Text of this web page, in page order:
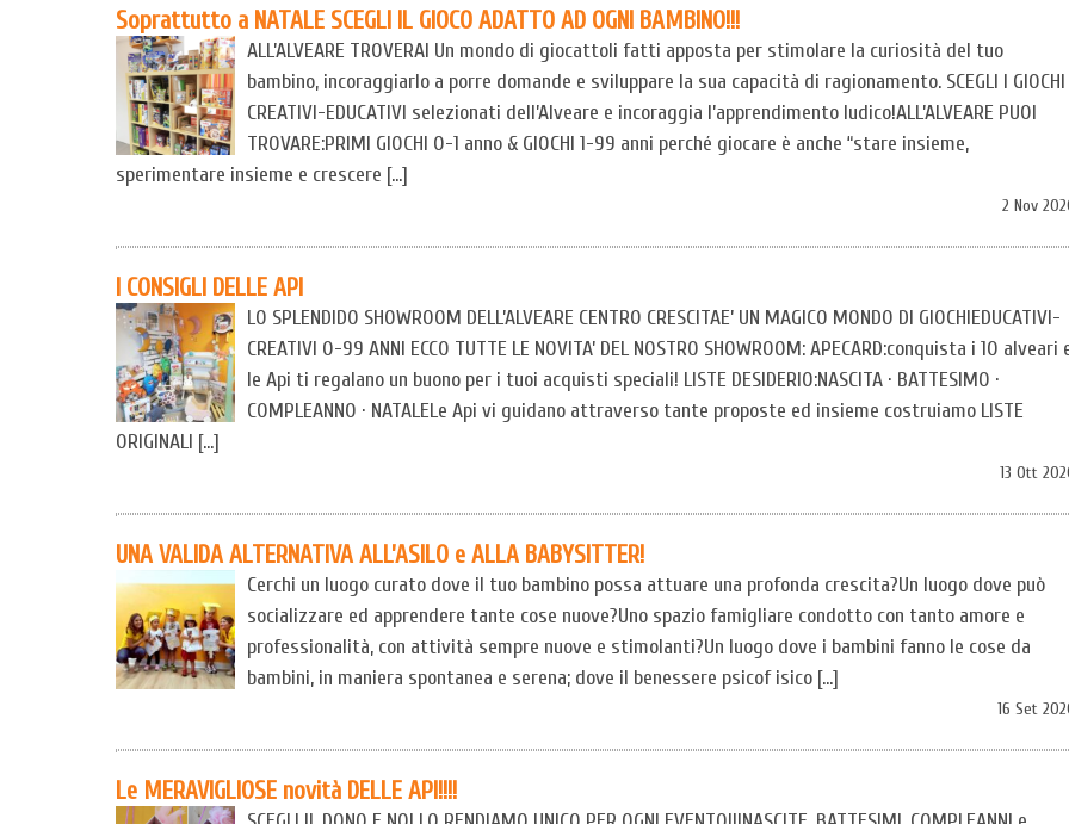
Soprattutto a NATALE SCEGLI IL GIOCO ADATTO AD OGNI BAMBINO!!!
ALL’ALVEARE TROVERAI Un mondo di giocattoli fatti apposta per stimolare la curiosità del tuo
bambino, incoraggiarlo a porre domande e sviluppare la sua capacità di ragionamento. SCEGLI I GIOCHI
CREATIVI-EDUCATIVI selezionati dell’Alveare e incoraggia l’apprendimento ludico!ALL’ALVEARE PUOI
TROVARE:PRIMI GIOCHI 0-1 anno & GIOCHI 1-99 anni perché giocare è anche “stare insieme,
sperimentare insieme e crescere […]
2 Nov
I CONSIGLI DELLE API
LO SPLENDIDO SHOWROOM DELL’ALVEARE CENTRO CRESCITAE’ UN MAGICO MONDO DI GIOCHIEDUCATIVI-
CREATIVI 0-99 ANNI ECCO TUTTE LE NOVITA’ DEL NOSTRO SHOWROOM: APECARD:conquista i 10 alveari
le Api ti regalano un buono per i tuoi acquisti speciali! LISTE DESIDERIO:NASCITA · BATTESIMO ·
COMPLEANNO · NATALELe Api vi guidano attraverso tante proposte ed insieme costruiamo LISTE
ORIGINALI […]
13 Ott
UNA VALIDA ALTERNATIVA ALL’ASILO e ALLA BABYSITTER!
Cerchi un luogo curato dove il tuo bambino possa attuare una profonda crescita?Un luogo dove può
socializzare ed apprendere tante cose nuove?Uno spazio famigliare condotto con tanto amore e
professionalità, con attività sempre nuove e stimolanti?Un luogo dove i bambini fanno le cose da
bambini, in maniera spontanea e serena; dove il benessere psicof isico […]
16 Set
Le MERAVIGLIOSE novità DELLE API!!!!